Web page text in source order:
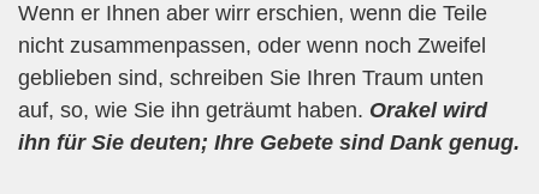
Wenn er Ihnen aber wirr erschien, wenn die Teile
nicht zusammenpassen, oder wenn noch Zweifel
geblieben sind, schreiben Sie Ihren Traum unten
auf, so, wie Sie ihn geträumt haben. Orakel wird
ihn für Sie deuten; Ihre Gebete sind Dank genug.